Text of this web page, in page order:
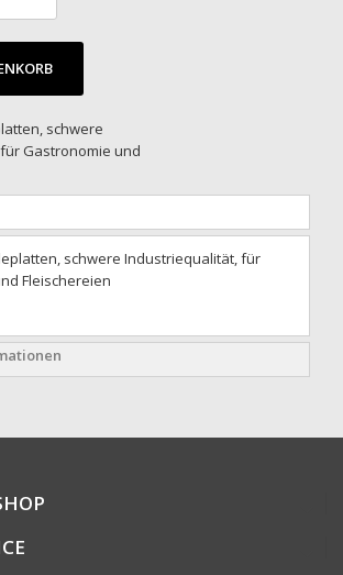
schwere
Gastronomie und
schwere Industriequalität, für
Fleischereien